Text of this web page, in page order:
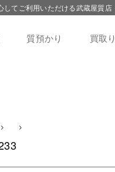
してご利用いただける武蔵屋質店
質預かり 買取り